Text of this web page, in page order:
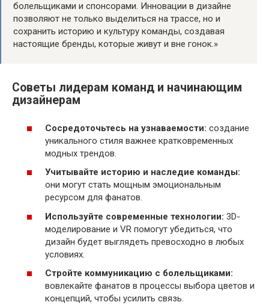
болельщиками и спонсорами. Инновации в дизайне
позволяют не только выделиться на трассе, но и
сохранить историю и культуру команды, создавая
настоящие бренды, которые живут и вне гонок.»
Советы лидерам команд и начинающим
дизайнерам
Сосредоточьтесь на узнаваемости: создание
уникального стиля важнее кратковременных
модных трендов.
Учитывайте историю и наследие команды:
они могут стать мощным эмоциональным
ресурсом для фанатов.
Используйте современные технологии: 3D-
моделирование и VR помогут убедиться, что
дизайн будет выглядеть превосходно в любых
условиях.
Стройте коммуникацию с болельщиками:
вовлекайте фанатов в процессы выбора цветов и
концепций, чтобы усилить связь.